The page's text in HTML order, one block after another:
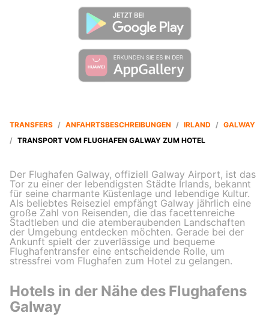
TRANSFERS / ANFAHRTSBESCHREIBUNGEN / IRLAND / GALWAY
/ TRANSPORT VOM FLUGHAFEN GALWAY ZUM HOTEL
Der Flughafen Galway, offiziell Galway Airport, ist das
Tor zu einer der lebendigsten Städte Irlands, bekannt
für seine charmante Küstenlage und lebendige Kultur.
Als beliebtes Reiseziel empfängt Galway jährlich eine
große Zahl von Reisenden, die das facettenreiche
Stadtleben und die atemberaubenden Landschaften
der Umgebung entdecken möchten. Gerade bei der
Ankunft spielt der zuverlässige und bequeme
Flughafentransfer eine entscheidende Rolle, um
stressfrei vom Flughafen zum Hotel zu gelangen.
Hotels in der Nähe des Flughafens
Galway